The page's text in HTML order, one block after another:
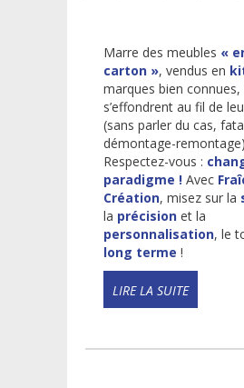
Marre des meubles «
carton », vendus en
marques bien connues,
s’effondrent au fil de
(sans parler du cas,
démontage-
Respectez-vous :
paradigme ! Avec
Création, misez sur la
la précision et la
personnalisation, le
long terme !
READ